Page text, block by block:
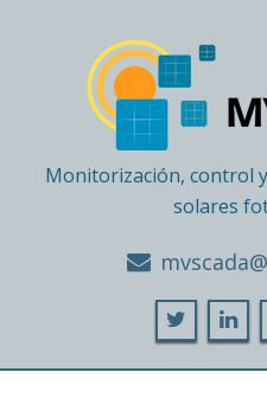
Monitorización, control
solares